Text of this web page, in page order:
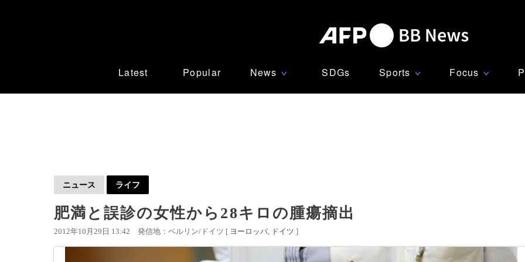
Latest Popular News ∨ SDGs Sports ∨ Focus ∨
ニュース ライフ
肥満と誤診の女性から28キロの腫瘍摘出
2012年10月29日 13:42 発信地：ベルリン/ドイツ [ ヨーロッパ ドイツ ]